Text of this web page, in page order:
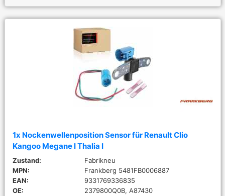
1x Nockenwellenposition Sensor für Renault Clio
Kangoo Megane I Thalia I
Zustand:
Fabrikneu
MPN:
Frankberg 5481FB0006887
EAN:
9331769336835
OE:
2379800Q0B, A87430